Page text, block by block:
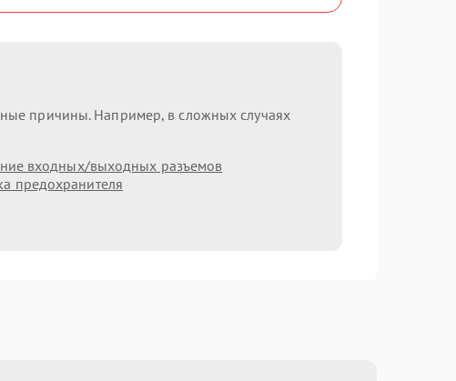
причины. Например, в сложных случаях
входных/выходных разъемов
предохранителя